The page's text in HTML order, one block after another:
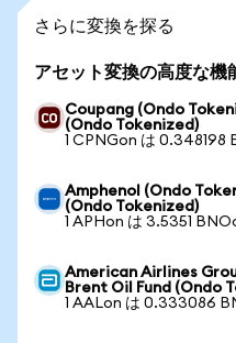
さらに変換を探る
アセット変換の高度な機
Coupang (Ondo
(Ondo Tokenized)
1 CPNGon は 0.348198
Amphenol (Ondo
(Ondo Tokenized)
1 APHon は 3.5351
American Airlines
Brent Oil Fund (Ondo
1 AALon は 0.333086